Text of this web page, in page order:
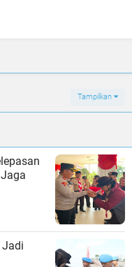
Tampilkan
Jadi